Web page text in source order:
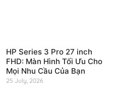
HP Series 3 Pro 27 inch
FHD: Màn Hình Tối Ưu Cho
Mọi Nhu Cầu Của Bạn
25 July, 2026